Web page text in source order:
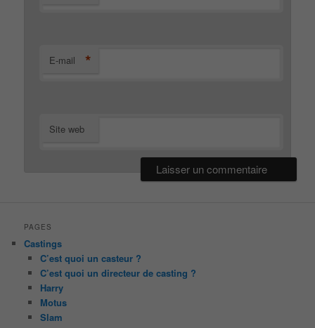
E-mail *
Site web
PAGES
Castings
C’est quoi un casteur ?
C’est quoi un directeur de casting ?
Harry
Motus
Slam